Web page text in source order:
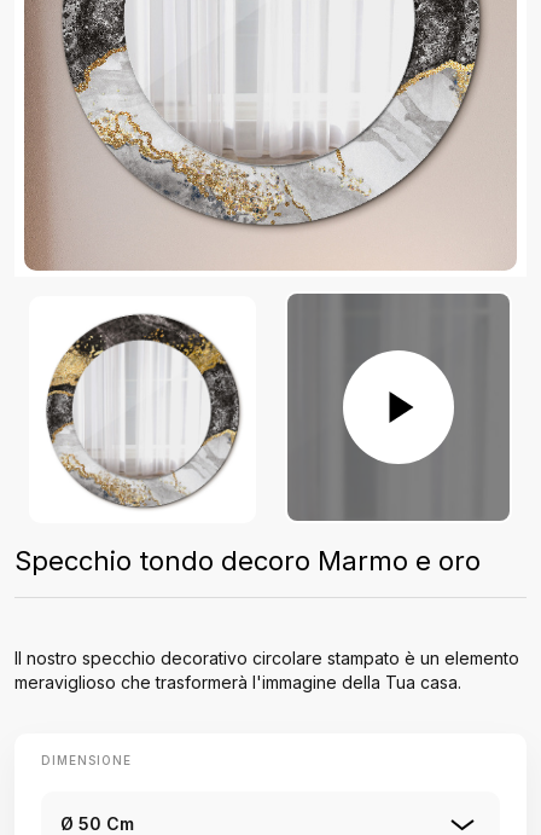
Specchio tondo decoro Marmo e oro
Il nostro specchio decorativo circolare stampato è un elemento
meraviglioso che trasformerà l'immagine della Tua casa.
DIMENSIONE
Ø 50 Cm